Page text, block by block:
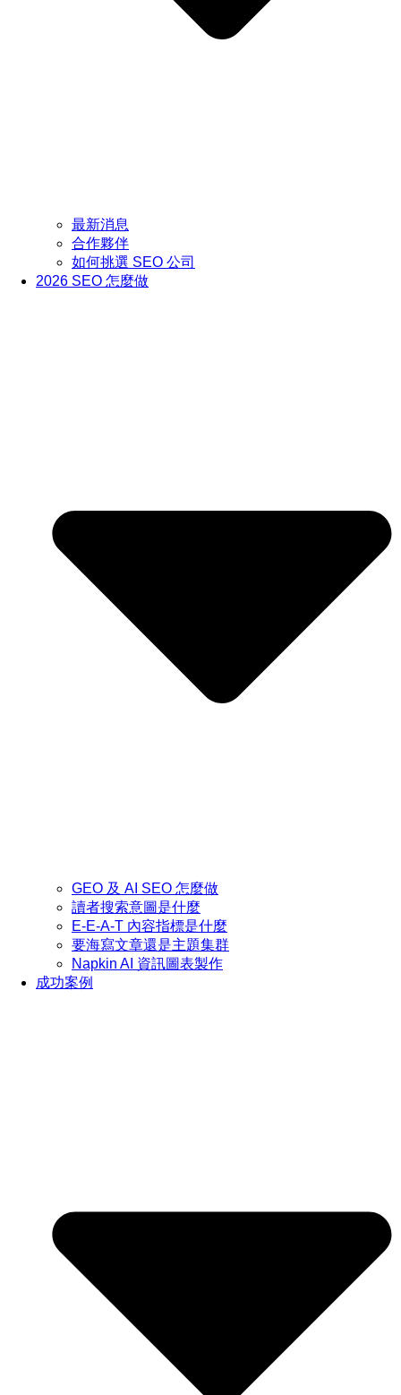
最新消息
合作夥伴
如何挑選 SEO 公司
2026 SEO 怎麼做
GEO 及 AI SEO 怎麼做
讀者搜索意圖是什麼
E-E-A-T 內容指標是什麼
要海寫文章還是主題集群
Napkin AI 資訊圖表製作
成功案例